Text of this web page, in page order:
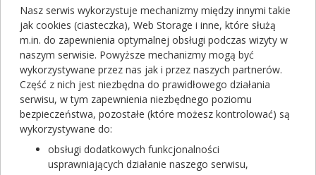
Odpowiedzi
3820
Polubień
3426
Polecanych artykułów
114 Lista artykułów
APTEKA RODZINNA, Opole Lubelskie
Opole Lubelskie, LUBELSKA 13
Wyświetl numer
Zamknięta, zapraszamy jutro(07:00 - 20:00)
Nasz serwis wykorzystuje mechanizmy między innymi takie
jak cookies (ciasteczka), Web Storage i inne, które służą
m.in. do zapewnienia optymalnej obsługi podczas wizyty w
naszym serwisie. Powyższe mechanizmy mogą być
wykorzystywane przez nas jak i przez naszych partnerów.
Część z nich jest niezbędna do prawidłowego działania
serwisu, w tym zapewnienia niezbędnego poziomu
bezpieczeństwa, pozostałe (które możesz kontrolować) są
wykorzystywane do:
obsługi dodatkowych funkcjonalności
usprawniających działanie naszego serwisu,